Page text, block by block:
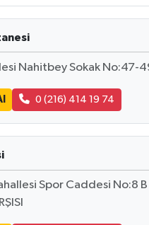
Nahitbey Sokak No:47-
0 (216) 414 19 74
Spor Caddesi No:8 B